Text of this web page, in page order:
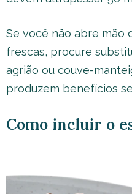
Se você não abre mão
frescas, procure
agrião ou couve-
produzem benefícios
Como incluir o